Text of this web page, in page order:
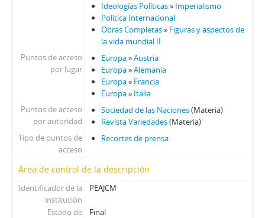
Ideologías Políticas» Imperialismo
Política Internacional
Obras Completas» Figuras y aspectos de
la vida mundial II
Puntos de acceso
por lugar
Europa»Austria
Europa»Alemania
Europa» Francia
Europa» Italia
Puntos de acceso
por autoridad
Sociedad de las Naciones(Materia)
Revista Variedades(Materia)
Tipo de puntos de
acceso
Recortes de prensa
Área de control de la descripción
Identificador de la
institución
PEAJCM
Estado de
Final